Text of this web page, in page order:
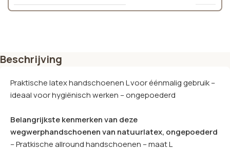
Beschrijving
Praktische latex handschoenen L voor éénmalig gebruik –
ideaal voor hygiënisch werken – ongepoederd
Belangrijkste kenmerken van deze
wegwerphandschoenen van natuurlatex, ongepoederd
– Pratkische allround handschoenen – maat L